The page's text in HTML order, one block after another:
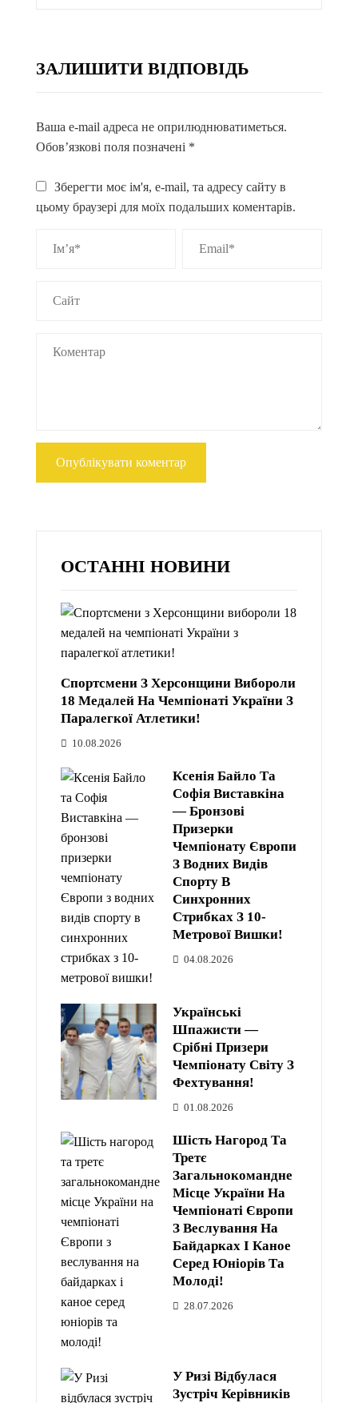
ЗАЛИШИТИ ВІДПОВІДЬ
Ваша e-mail адреса не оприлюднюватиметься.
Обов’язкові поля позначені *
Зберегти моє ім'я, e-mail, та адресу сайту в
цьому браузері для моїх подальших коментарів.
ОСТАННІ НОВИНИ
Спортсмени З Херсонщини Вибороли
18 Медалей На Чемпіонаті України З
Паралегкої Атлетики!
10.08.2026
Ксенія Байло Та
Софія Виставкіна
— Бронзові
Призерки
Чемпіонату Європи
З Водних Видів
Спорту В
Синхронних
Стрибках З 10-
Метрової Вишки!
04.08.2026
Українські
Шпажисти —
Срібні Призери
Чемпіонату Світу З
Фехтування!
01.08.2026
Шість Нагород Та
Третє
Загальнокомандне
Місце України На
Чемпіонаті Європи
З Веслування На
Байдарках І Каное
Серед Юніорів Та
Молоді!
28.07.2026
У Ризі Відбулася
Зустріч Керівників